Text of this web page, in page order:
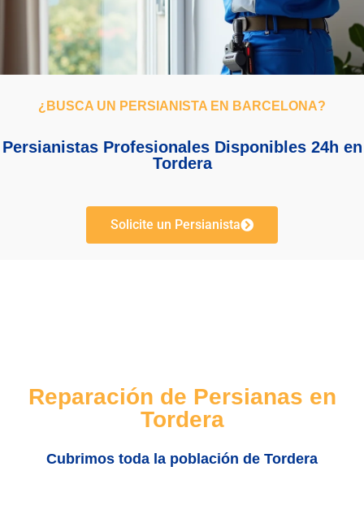
¿BUSCA UN PERSIANISTA EN BARCELONA?
Persianistas Profesionales Disponibles 24h en
Tordera
Solicite un Persianista
Reparación de Persianas en
Tordera
Cubrimos toda la población de Tordera